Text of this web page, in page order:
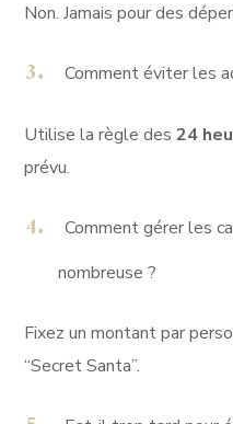
Non. Jamais pour des
Comment éviter les
Utilise la règle des24
prévu.
Comment gérer les
nombreuse ?
Fixez un montant par
“Secret Santa”.